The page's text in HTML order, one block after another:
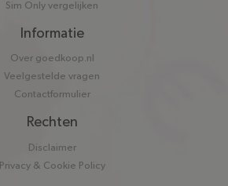
Sim Only vergelijken
Informatie
Over goedkoop.nl
Veelgestelde vragen
Contactformulier
Rechten
Disclaimer
Privacy & Cookie Policy